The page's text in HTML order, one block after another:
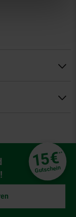
15€**
Gutschein